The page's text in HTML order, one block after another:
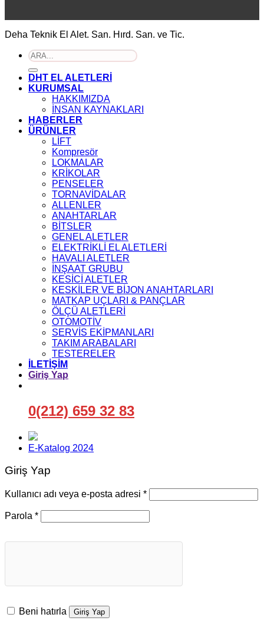
Deha Teknik El Alet. San. Hırd. San. ve Tic.
Ara:
DHT EL ALETLERİ
KURUMSAL
HAKKIMIZDA
İNSAN KAYNAKLARI
HABERLER
ÜRÜNLER
LİFT
Kompresör
LOKMALAR
KRİKOLAR
PENSELER
TORNAVİDALAR
ALLENLER
ANAHTARLAR
BİTSLER
GENEL ALETLER
ELEKTRİKLİ EL ALETLERİ
HAVALI ALETLER
İNŞAAT GRUBU
KESİCİ ALETLER
KESKİLER VE BİJON ANAHTARLARI
MATKAP UÇLARI & PANÇLAR
ÖLÇÜ ALETLERİ
OTOMOTİV
SERVİS EKİPMANLARI
TAKIM ARABALARI
TESTERELER
İLETİŞİM
Giriş Yap
0(212) 659 32 83
E-Katalog 2024
Giriş Yap
Kullanıcı adı veya e-posta adresi *Gerekli
Parola *Gerekli
Beni hatırla Giriş Yap